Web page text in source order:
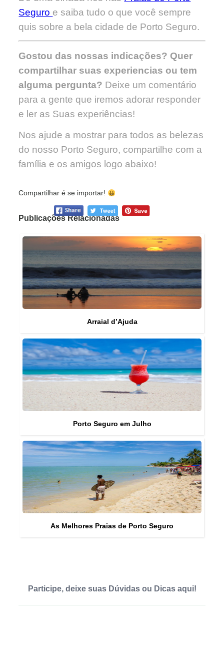
Seguro e saiba tudo o que você sempre
quis sobre a bela cidade de Porto Seguro.
Gostou das nossas indicações? Quer
compartilhar suas experiencias ou tem
alguma pergunta? Deixe um comentário
para a gente que iremos adorar responder
e ler as Suas experiências!
Nos ajude a mostrar para todos as belezas
do nosso Porto Seguro, compartilhe com a
família e os amigos logo abaixo!
Compartilhar é se importar!
Publicações Relacionadas
Arraial d’Ajuda
Porto Seguro em Julho
As Melhores Praias de Porto Seguro
Participe, deixe suas Dúvidas ou Dicas aqui!